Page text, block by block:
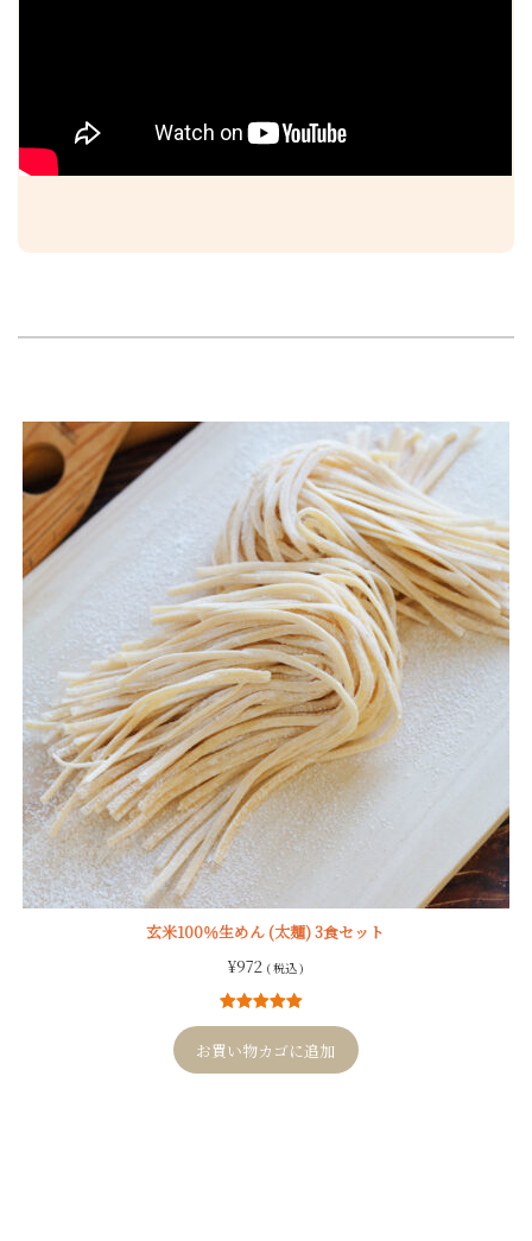
玄米100％生めん (太麺) 3食セット
¥972 ( 税込 )
1
件の利用者
評価に基づ
く5段階評価
のうち、
お買い物カゴに追加